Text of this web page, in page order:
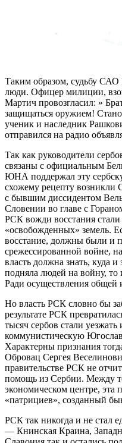
Таким образом, судьбу САО
люди. Офицер милиции,
Мартич провозгласил: »
защищаться оружием!
ученик и наследник
отправился на радио
Так как руководители
связаны с официальным
ЮНА поддержал эту
схожему рецепту возникли
с бывшим диссидентом
Словении во главе с
РСК вожди восстания стали
«освобожденных» земель.
восстание, должны были и
срежессированной войне,
власть должна знать, куда
подняла людей на войну, то
Ради осуществления общей
Но власть РСК словно бы
результате РСК
тысяч сербов стали
коммунистическую
Характерны признания
Обровац Сергея
правительстве РСК не
помощь из Сербии. Между
экономическом центре, эта
«патрициев», созданный
РСК так никогда и не стал
— Книнская Краина,